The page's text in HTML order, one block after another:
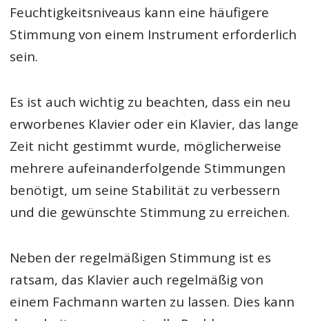
Feuchtigkeitsniveaus kann eine häufigere
Stimmung von einem Instrument erforderlich
sein.
Es ist auch wichtig zu beachten, dass ein neu
erworbenes Klavier oder ein Klavier, das lange
Zeit nicht gestimmt wurde, möglicherweise
mehrere aufeinanderfolgende Stimmungen
benötigt, um seine Stabilität zu verbessern
und die gewünschte Stimmung zu erreichen.
Neben der regelmäßigen Stimmung ist es
ratsam, das Klavier auch regelmäßig von
einem Fachmann warten zu lassen. Dies kann